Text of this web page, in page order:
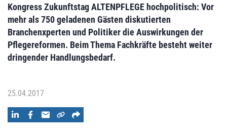
Kongress Zukunftstag ALTENPFLEGE hochpolitisch: Vor
mehr als 750 geladenen Gästen diskutierten
Branchenxperten und Politiker die Auswirkungen der
Pflegereformen. Beim Thema Fachkräfte besteht weiter
dringender Handlungsbedarf.
25.04.2017